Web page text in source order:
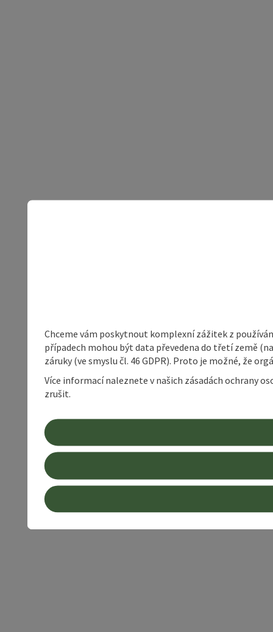
Chceme vám poskytnout komplexní zážitek z
případech mohou být data převedena do třetí země
záruky (ve smyslu čl. 46 GDPR). Proto je možné, že
Více informací naleznete v našich zásadách ochrany
zrušit.